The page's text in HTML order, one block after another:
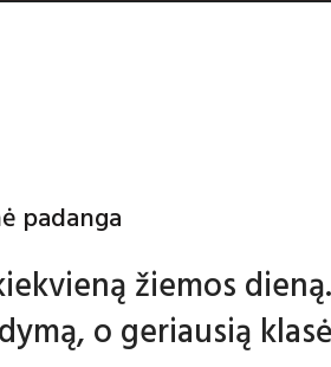
padanga
žiemos
o geriausią